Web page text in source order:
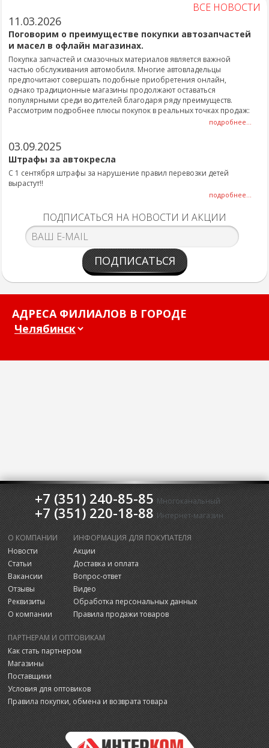
ВСЕ НОВОСТИ
11.03.2026
Поговорим о преимуществе покупки автозапчастей
и масел в офлайн магазинах.
Покупка запчастей и смазочных материалов является важной
частью обслуживания автомобиля. Многие автовладельцы
предпочитают совершать подобные приобретения онлайн,
однако традиционные магазины продолжают оставаться
популярными среди водителей благодаря ряду преимуществ.
Рассмотрим подробнее плюсы покупок в реальных точках продаж:
подробнее...
03.09.2025
Штрафы за автокресла
С 1 сентября штрафы за нарушение правил перевозки детей
вырастут!!
подробнее...
ПОДПИСАТЬСЯ НА НОВОСТИ И АКЦИИ
ПОДПИСАТЬСЯ
АДРЕСА ФИЛИАЛОВ В ГОРОДЕ
+7 (351) 240-85-85 Многоканальный
+7 (351) 220-18-88 Интернет-магазин
О КОМПАНИИ
Новости
Статьи
Вакансии
Отзывы
Реквизиты
О компании
ИНФОРМАЦИЯ ДЛЯ ПОКУПАТЕЛЯ
Акции
Доставка и оплата
Вопрос-ответ
Видео
Обработка персональных данных
Правила продажи товаров
ПАРТНЕРАМ И ОПТОВИКАМ
Как стать партнером
Магазины
Поставщики
Условия для оптовиков
Правила покупки, обмена и возврата товара